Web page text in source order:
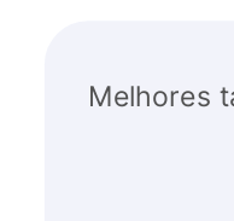
Melhores